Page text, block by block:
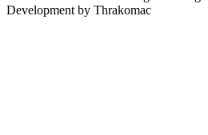
Development by Thrakomac